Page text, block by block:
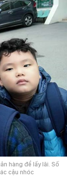
hàng để lấy lãi. Số
cậu nhóc